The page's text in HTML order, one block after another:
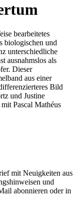
bearbeitetes
biologischen und
unterschiedliche
ausnahmslos als
Dieser
aus einer
Bild
und Justine
Pascal Mathéus
mit Neuigkeiten aus
und
abonnieren oder in